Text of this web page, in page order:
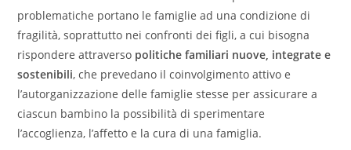
problematiche portano le famiglie ad una condizione di
fragilità, soprattutto nei confronti dei figli, a cui bisogna
rispondere attraverso politiche familiari nuove, integrate e
sostenibili, che prevedano il coinvolgimento attivo e
l’autorganizzazione delle famiglie stesse per assicurare a
ciascun bambino la possibilità di sperimentare
l’accoglienza, l’affetto e la cura di una famiglia.